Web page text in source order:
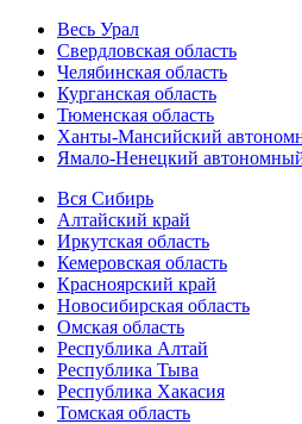
Весь Урал
Свердловская область
Челябинская область
Курганская область
Тюменская область
Ханты-Мансийский
Ямало-Ненецкий
Вся Сибирь
Алтайский край
Иркутская область
Кемеровская область
Красноярский край
Новосибирская область
Омская область
Республика Алтай
Республика Тыва
Республика Хакасия
Томская область